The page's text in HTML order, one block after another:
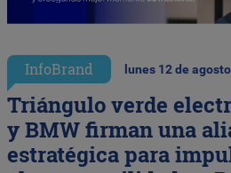
InfoBrand lunes 12 de
Triángulo verde
y BMW firman una
estratégica para